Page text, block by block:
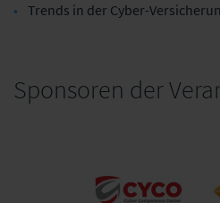
Trends in der Cyber-
Sponsoren der